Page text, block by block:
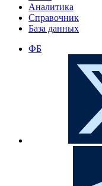
Аналитика
Справочник
База данных
ФБ